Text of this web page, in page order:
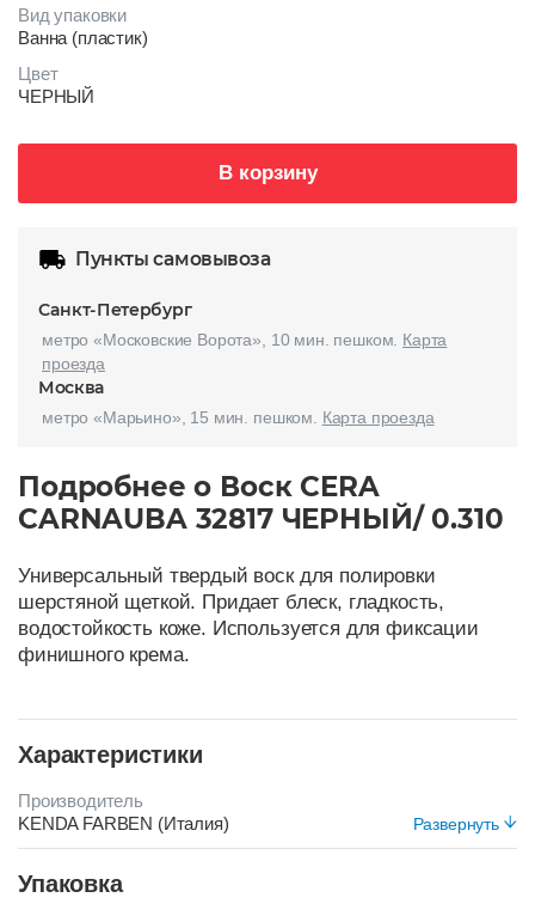
Вид упаковки
Ванна (пластик)
Цвет
ЧЕРНЫЙ
В корзину
Пункты самовывоза
Санкт-Петербург
метро «Московские Ворота», 10 мин. пешком. Карта
проезда
Москва
метро «Марьино», 15 мин. пешком. Карта проезда
Подробнее о Воск CERA
CARNAUBA 32817 ЧЕРНЫЙ/ 0.310
Универсальный твердый воск для полировки
шерстяной щеткой. Придает блеск, гладкость,
водостойкость коже. Используется для фиксации
финишного крема.
Характеристики
Развернуть
Производитель
KENDA FARBEN (Италия)
10 лет
Упаковка